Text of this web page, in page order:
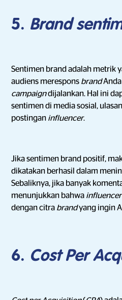
5. Brand
Sentimen brand adalah metrik
audiens merespons brandAnda
campaigndijalankan. Hal ini
sentimen di media sosial,
postingan influencer.
Jika sentimen brand positif,
dikatakan berhasil dalam
Sebaliknya, jika banyak
menunjukkan bahwa influencer
dengan citra brandyang ingin
6. Cost Per